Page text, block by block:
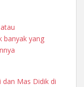
banyak yang
dan Mas Didik di